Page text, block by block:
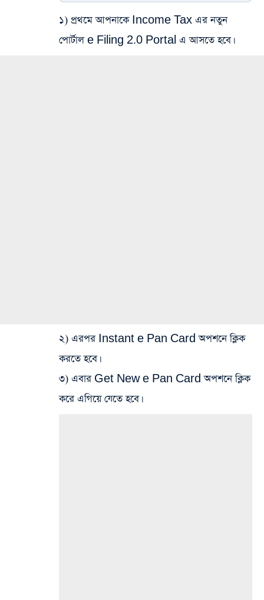
১) প্রথমে আপনাকে Income Tax এর নতুন
পোর্টাল e Filing 2.0 Portal এ আসতে হবে।
২) এরপর Instant e Pan Card অপশনে ক্লিক
করতে হবে।
৩) এবার Get New e Pan Card অপশনে ক্লিক
করে এগিয়ে যেতে হবে।